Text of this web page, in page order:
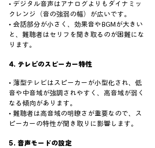
• デジタル音声はアナログよりもダイナミッ
クレンジ（音の強弱の幅）が広いです。
• 会話部分が小さく、効果音やBGMが大きい
と、難聴者はセリフを聞き取るのが困難にな
ります。
4. テレビのスピーカー特性
• 薄型テレビはスピーカーが小型化され、低
音や中音域が強調されやすく、高音域が弱く
なる傾向があります。
• 難聴者は高音域の明瞭さが重要なので、ス
ピーカーの特性が聞き取りに影響します。
5. 音声モードの設定